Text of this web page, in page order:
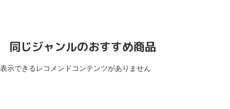
同じジャンルのおすすめ商品
表示できるレコメンドコンテンツがありません